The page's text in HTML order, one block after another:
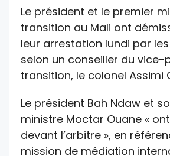
Le président et le premier
transition au Mali ont
leur arrestation lundi par
selon un conseiller du vice-
transition, le colonel Assimi
Le président Bah Ndaw et
ministre Moctar Ouane «
devant l’arbitre », en
mission de médiation